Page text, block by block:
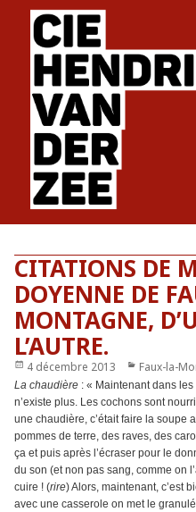
CITATIONS DE
DOYENNE DE
MONTAGNE,
L’AUTRE.
Publié
le
4 décembre 2013 Catégories
Faux-la-
La chaudière: « Maintenant dans les
n’existe plus. Les cochons sont
une chaudière, c’était faire la soupe
pommes de terre, des raves, des
ça et puis après l’écraser pour le
du son (et non pas sang, comme on
cuire ! (rire) Alors, maintenant, c’est
avec une casserole on met le